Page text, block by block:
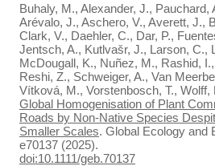
Buhaly, M., Alexander, J., Pauchard,
Arévalo, J., Aschero, V., Averett, J.,
Clark, V., Daehler, C., Dar, P.,
Jentsch, A., Kutlvašr, J., Larson, C.,
McDougall, K., Nuñez, M., Rashid,
Reshi, Z., Schweiger, A., Van
Vítková, M., Vorstenbosch, T., Wolff,
Global Homogenisation of Plant
Roads by Non‐Native Species
Smaller Scales. Global Ecology and
e70137 (2025).
doi:10.1111/geb.70137